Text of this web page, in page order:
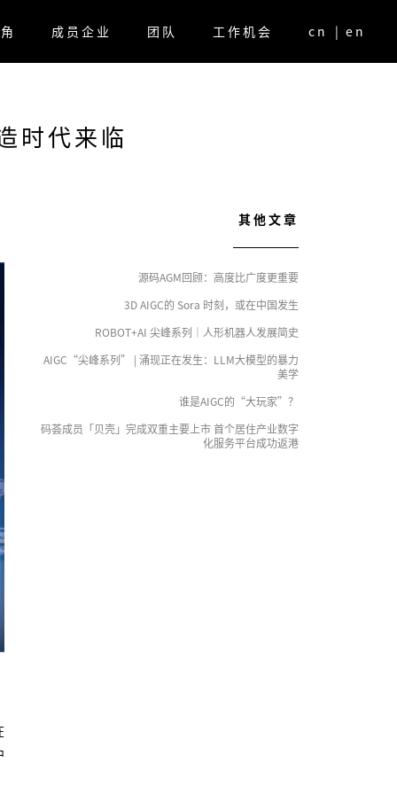
成员企业 团队 工作机会 cn | en
时代来临
其他文章
源码AGM回顾：高度比广度更重要
3D AIGC的 Sora 时刻，或在中国发生
ROBOT+AI 尖峰系列｜人形机器人发展简史
AIGC“尖峰系列” | 涌现正在发生：LLM大模型的暴力
美学
谁是AIGC的“大玩家”？
码荟成员「贝壳」完成双重主要上市 首个居住产业数字
化服务平台成功返港